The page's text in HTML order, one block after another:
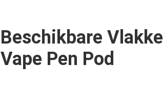
Beschikbare Vlakke
Vape Pen Pod